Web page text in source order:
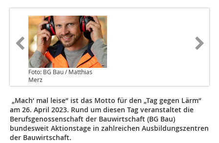
Foto: BG Bau / Matthias
Merz
„Mach‘ mal leise“ ist das Motto für den „Tag gegen Lärm“
am 26. April 2023. Rund um diesen Tag veranstaltet die
Berufsgenossenschaft der Bauwirtschaft (BG Bau)
bundesweit Aktionstage in zahlreichen Ausbildungszentren
der Bauwirtschaft.